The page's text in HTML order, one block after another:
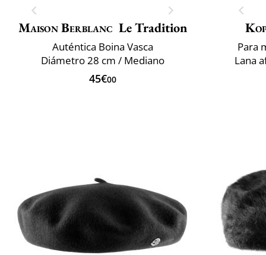
Maison Berblanc Le Tradition
Auténtica Boina Vasca
Diámetro 28 cm / Mediano
45€00
Para
Lana